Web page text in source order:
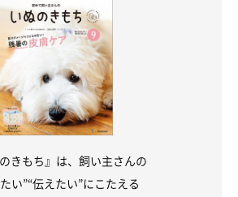
のきもち』は、飼い主さんの
い”“伝えたい”にこたえる